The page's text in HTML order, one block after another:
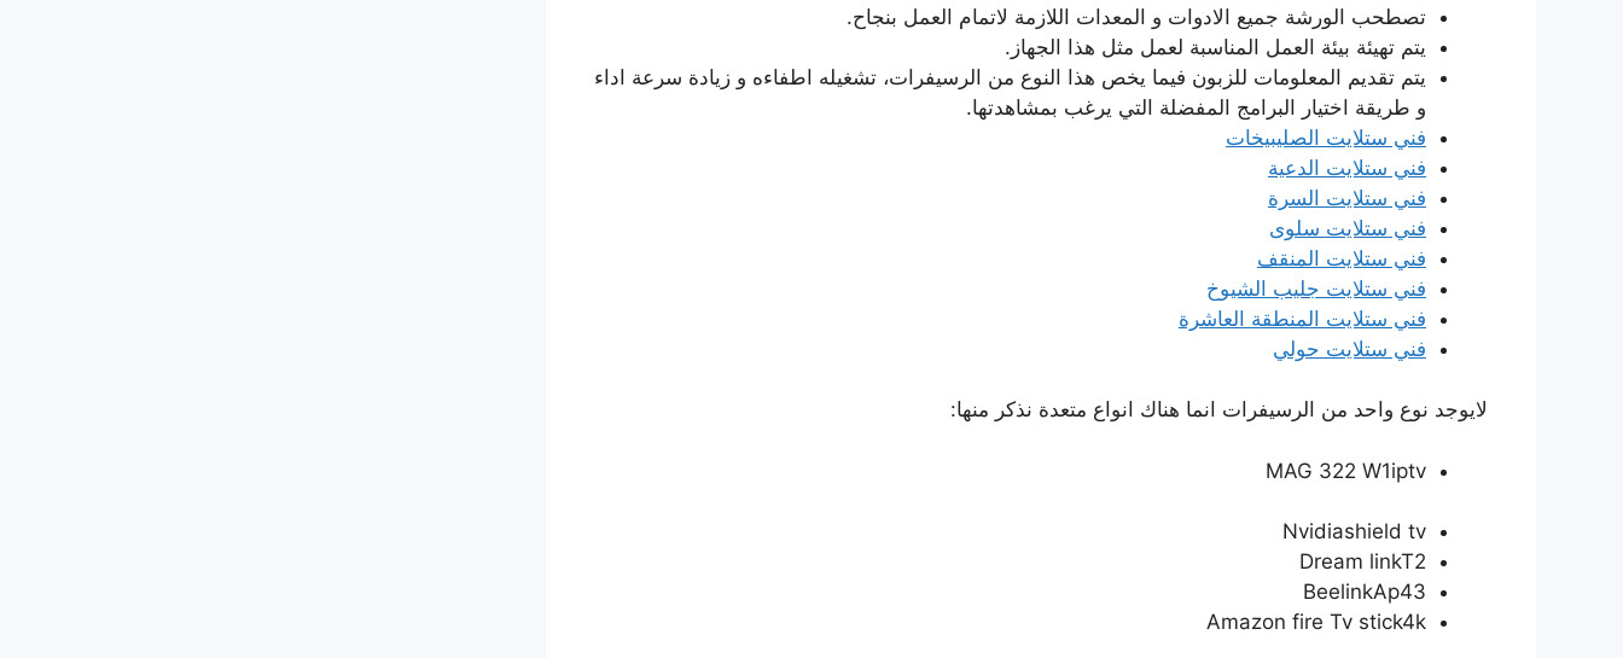
تصطحب الورشة جميع الادوات و المعدات اللازمة لاتمام العمل بنجاح.
يتم تهيئة بيئة العمل المناسبة لعمل مثل هذا الجهاز.
يتم تقديم المعلومات للزبون فيما يخص هذا النوع من الرسيفرات، تشغيله اطفاءه و زيادة سرعة اداء
و طريقة اختيار البرامج المفضلة التي يرغب بمشاهدتها.
فني ستلايت الصليبيخات
فني ستلايت الدعية
فني ستلايت السرة
فني ستلايت سلوى
فني ستلايت المنقف
فني ستلايت جليب الشيوخ
فني ستلايت المنطقة العاشرة
فني ستلايت حولي
لايوجد نوع واحد من الرسيفرات انما هناك انواع متعدة نذكر منها:
MAG 322 W1iptv
Nvidiashield tv
Dream linkT2
BeelinkAp43
Amazon fire Tv stick4k